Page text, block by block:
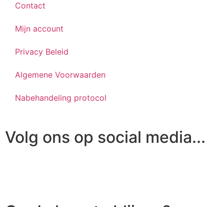
Contact
Mijn account
Privacy Beleid
Algemene Voorwaarden
Nabehandeling protocol
Volg ons op social media...